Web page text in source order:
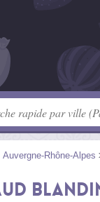
Auvergne-Rhône-Alpes